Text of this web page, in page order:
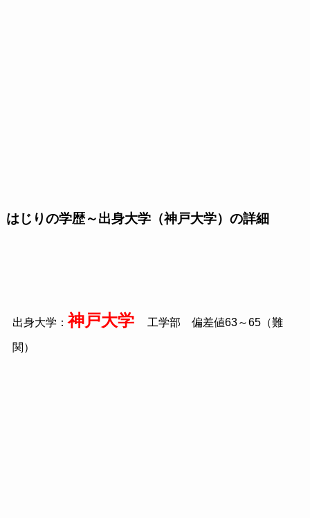
はじりの学歴～出身大学（神戸大学）の詳細
出身大学：神戸大学 工学部 偏差値63～65（難
関）